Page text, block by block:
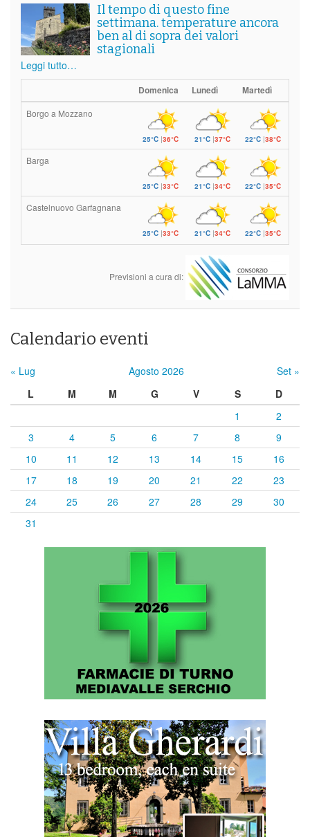
Il tempo di questo fine
settimana. temperature ancora
ben al di sopra dei valori
stagionali
Leggi tutto…
Domenica Lunedì Martedì
Borgo a Mozzano
25°C|36°C 21°C|37°C 22°C |38°C
Barga
25°C|33°C 21°C|34°C 22°C |35°C
Castelnuovo Garfagnana
25°C|33°C 21°C|34°C 22°C |35°C
Previsioni a cura di:
Calendario eventi
« Lug Agosto 2026
Set »
L
M M G V S
D
1
2
3
4 5 6 7 8
9
10
11 12 13 14 15
16
17
18 19 20 21 22
23
24
25 26 27 28 29
30
31